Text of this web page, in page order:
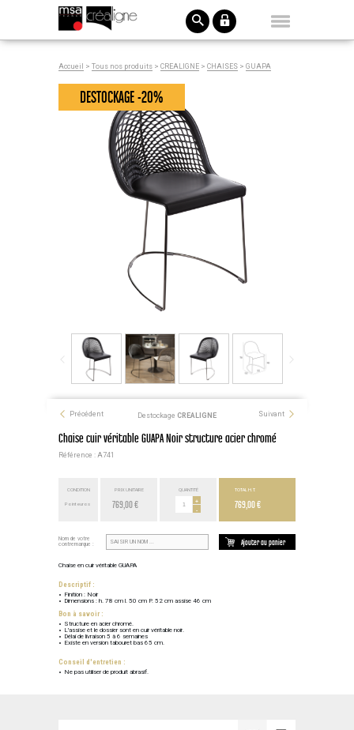
Accueil > Tous nos produits > CREALIGNE > CHAISES > GUAPA
DESTOCKAGE -20%
Précédent Destockage CREALIGNE Suivant
Chaise cuir véritable GUAPA Noir structure acier chromé
Référence : A741
CONDITION
Point euros
PRIX UNITAIRE
769,00 €
QUANTITÉ
+
-
TOTAL H.T.
769,00 €
Nom de votre
contremarque :
Ajouter au panier
Chaise en cuir véritable GUAPA
Descriptif :
Finition : Noir
Dimensions : h. 78 cm l. 50 cm P. 52 cm assise 46 cm
Bon à savoir :
Structure en acier chromé.
L'assise et le dossier sont en cuir véritable noir.
Délai de livraison 5 à 6 semaines
Existe en version tabouret bas 65 cm.
Conseil d'entretien :
Ne pas utiliser de produit abrasif.